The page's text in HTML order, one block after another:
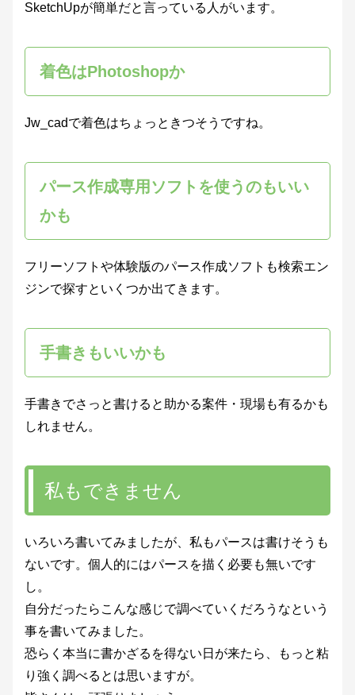
SketchUpが簡単だと言っている人がいます。
着色はPhotoshopか
Jw_cadで着色はちょっときつそうですね。
パース作成専用ソフトを使うのもいい
かも
フリーソフトや体験版のパース作成ソフトも検索エン
ジンで探すといくつか出てきます。
手書きもいいかも
手書きでさっと書けると助かる案件・現場も有るかも
しれません。
私もできません
いろいろ書いてみましたが、私もパースは書けそうも
ないです。個人的にはパースを描く必要も無いです
し。
自分だったらこんな感じで調べていくだろうなという
事を書いてみました。
恐らく本当に書かざるを得ない日が来たら、もっと粘
り強く調べるとは思いますが。